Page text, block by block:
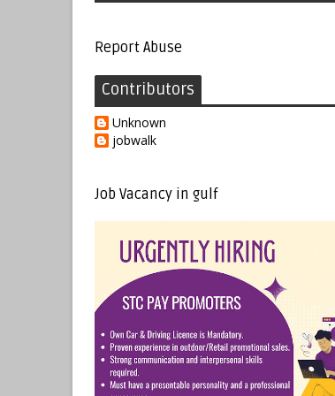
Report Abuse
Contributors
Unknown
jobwalk
Job Vacancy in gulf